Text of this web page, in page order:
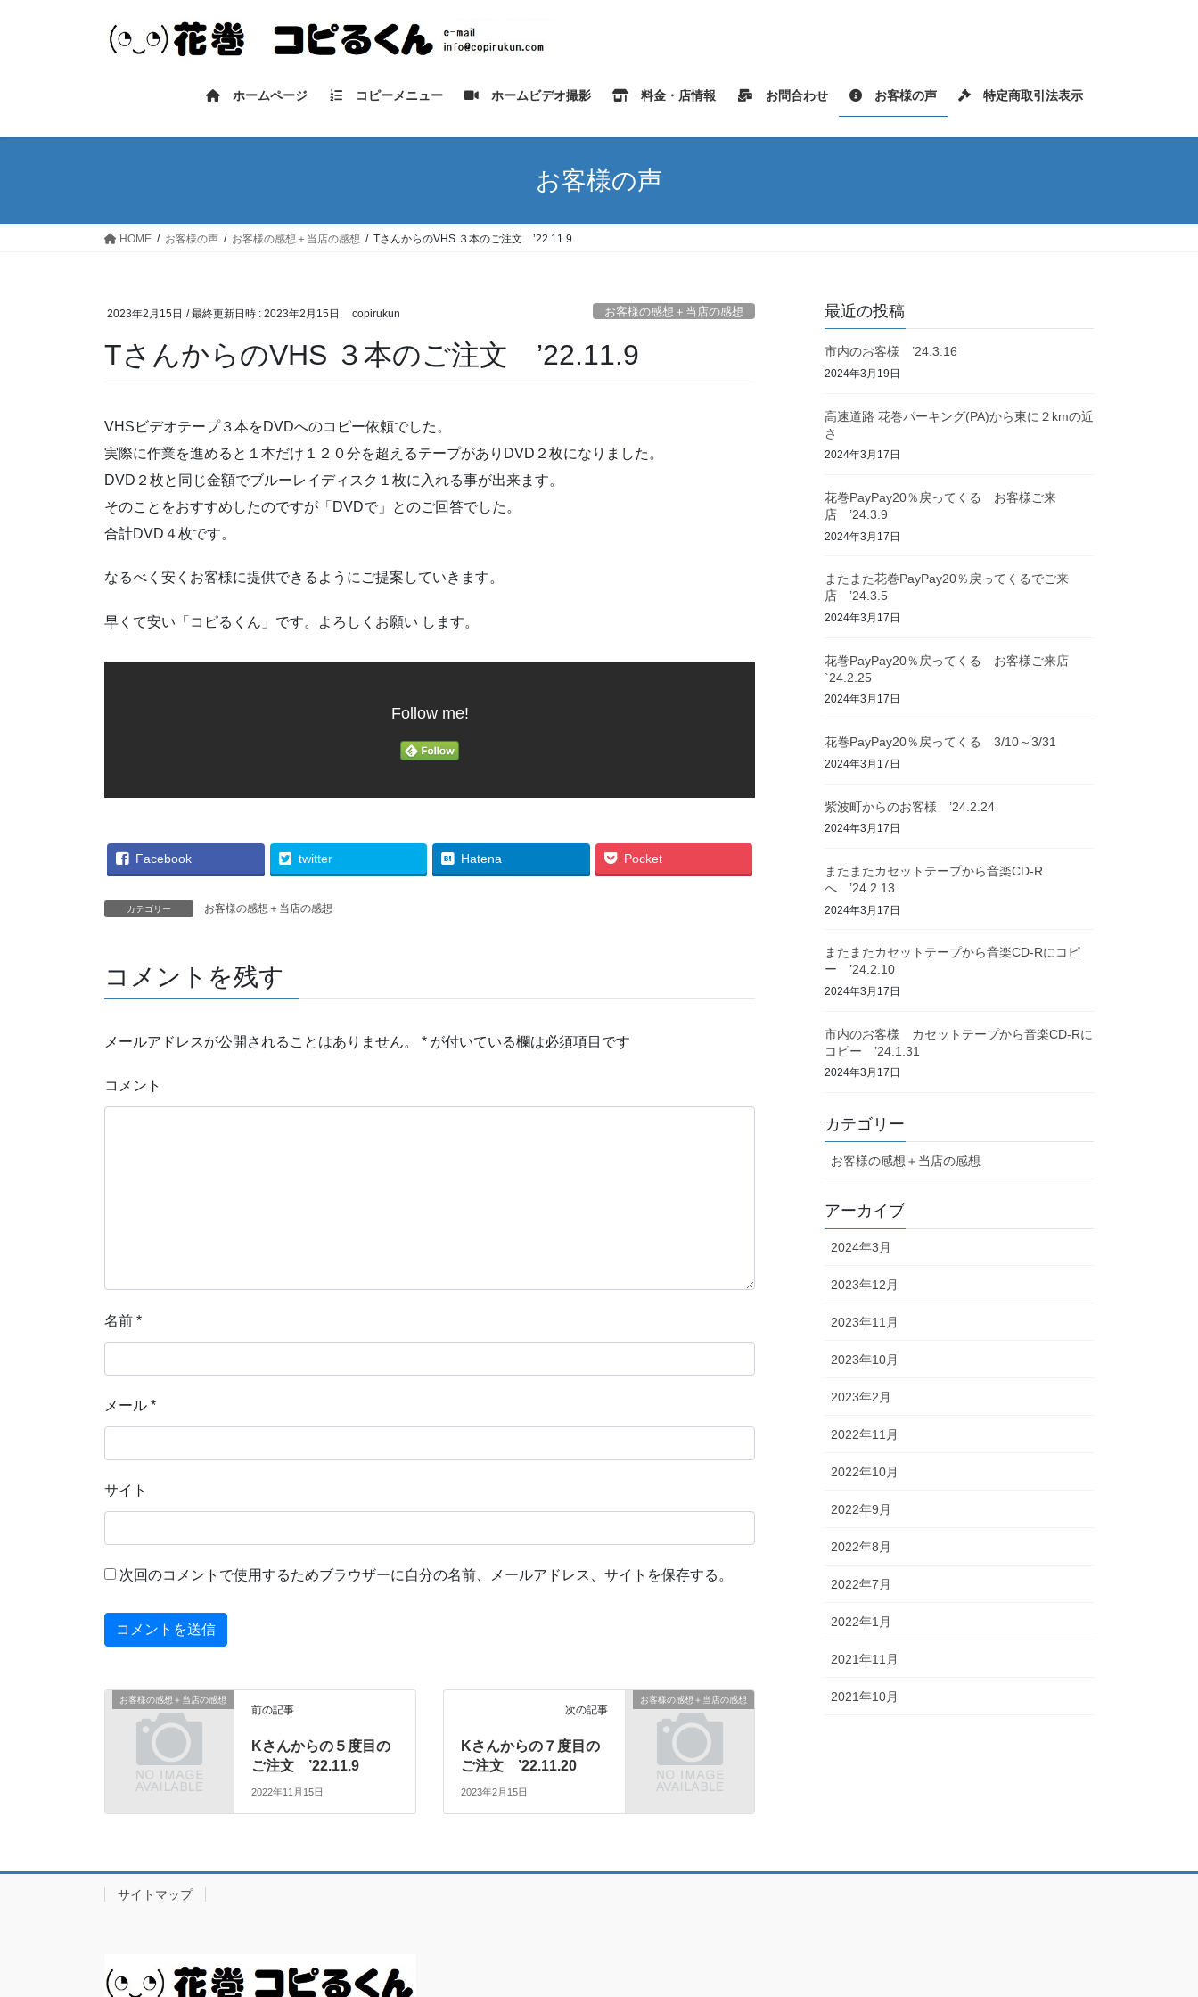
ス
ン
ホームページ コピーメニュー ホームビデオ撮影 料金・店情報 お問合わせ お客様の声 特定商取引法表示
お客様の声
HOME お客様の声 お客様の感想＋当店の感想 TさんからのVHS ３本のご注文 ’22.11.9
2023年2月15日 / 最終更新日時 : 2023年2月15日 copirukun お客様の感想＋当店の感想
TさんからのVHS ３本のご注文 ’22.11.9
VHSビデオテープ３本をDVDへのコピー依頼でした。
実際に作業を進めると１本だけ１２０分を超えるテープがありDVD２枚になりました。
DVD２枚と同じ金額でブルーレイディスク１枚に入れる事が出来ます。
そのことをおすすめしたのですが「DVDで」とのご回答でした。
合計DVD４枚です。
なるべく安くお客様に提供できるようにご提案していきます。
早くて安い「コピるくん」です。よろしくお願い します。
Follow me!
Facebook twitter Hatena Pocket
カテゴリー お客様の感想＋当店の感想
コメントを残す
メールアドレスが公開されることはありません。 * が付いている欄は必須項目です
コメント
名前 *
メール *
サイト
次回のコメントで使用するためブラウザーに自分の名前、メールアドレス、サイトを保存する。
お客様の感想＋当店の感想
前の記事
Kさんからの５度目の
ご注文 ’22.11.9
2022年11月15日
お客様の感想＋当店の感想
次の記事
Kさんからの７度目の
ご注文 ’22.11.20
2023年2月15日
最近の投稿
市内のお客様 ’24.3.16
2024年3月19日
高速道路 花巻パーキング(PA)から東に２kmの近
さ
2024年3月17日
花巻PayPay20％戻ってくる お客様ご来
店 ’24.3.9
2024年3月17日
またまた花巻PayPay20％戻ってくるでご来
店 ’24.3.5
2024年3月17日
花巻PayPay20％戻ってくる お客様ご来店
`24.2.25
2024年3月17日
花巻PayPay20％戻ってくる 3/10～3/31
2024年3月17日
紫波町からのお客様 ’24.2.24
2024年3月17日
またまたカセットテープから音楽CD-R
へ ’24.2.13
2024年3月17日
またまたカセットテープから音楽CD-Rにコピ
ー ’24.2.10
2024年3月17日
市内のお客様 カセットテープから音楽CD-Rに
コピー ’24.1.31
2024年3月17日
カテゴリー
お客様の感想＋当店の感想
アーカイブ
2024年3月
2023年12月
2023年11月
2023年10月
2023年2月
2022年11月
2022年10月
2022年9月
2022年8月
2022年7月
2022年1月
2021年11月
2021年10月
サイトマップ